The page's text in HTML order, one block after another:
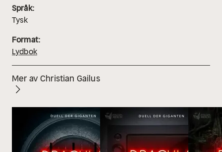
Språk:
Tysk
Format:
Lydbok
Mer av Christian Gailus